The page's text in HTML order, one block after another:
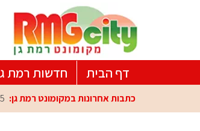
דף הבית חדשות רמת
כתבות אחרונות במקומונט רמת גן: 5 יולי, 2026